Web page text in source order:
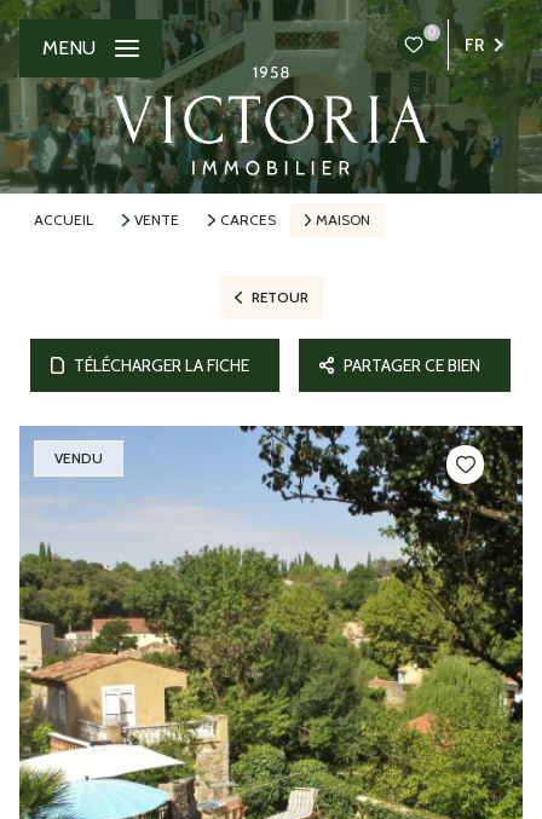
0
FR
MENU
ACCUEIL VENTE CARCES MAISON
RETOUR
TÉLÉCHARGER LA FICHE PARTAGER CE BIEN
VENDU